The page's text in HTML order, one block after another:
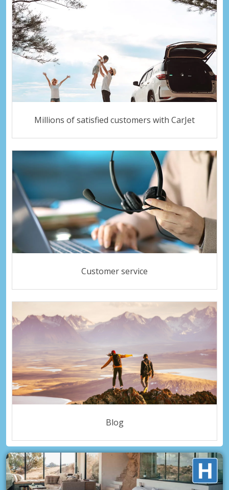
Millions of satisfied customers with CarJet
Customer service
Blog